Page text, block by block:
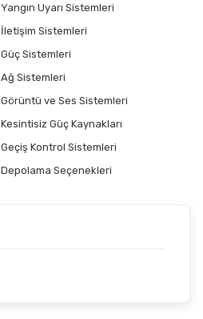
Yangın Uyarı Sistemleri
İletişim Sistemleri
Güç Sistemleri
Ağ Sistemleri
Görüntü ve Ses Sistemleri
Kesintisiz Güç Kaynakları
Geçiş Kontrol Sistemleri
Depolama Seçenekleri